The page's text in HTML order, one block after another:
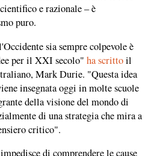
e razionale – è
puro.
sia sempre colpevole è
per il XXI secolo" ha scrittoil
Mark Durie. "Questa idea
insegnata oggi in molte scuole
della visione del mondo di
di una strategia che mira a
critico".
di comprendere le cause